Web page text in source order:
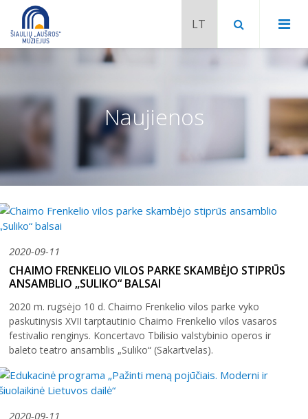
Chaimo Frenkelio vila-muziejus
Venclauskių namai-muziejus
Šiaulių istorijos muziejus
Fotografijos muziejus
Dviračių muziejus
Radijo ir televizijos muziejus
Fotografijos muziejaus ekspozicija
Venclauskių namų-muziejaus ekspozicija
Žaliūkių malūnininko sodybos-muziejaus
Šiuo metu veikiančios parodos
Kilnojamos parodos
Virtualiosios parodos
Padalinių darbo laikas
Vaikams
Naujienos
2020-09-11
CHAIMO FRENKELIO VILOS PARKE SKAMBĖJO STIPRŪS
ANSAMBLIO „SULIKO“ BALSAI
2020 m. rugsėjo 10 d. Chaimo Frenkelio vilos parke vyko
paskutinysis XVII tarptautinio Chaimo Frenkelio vilos vasaros
festivalio renginys. Koncertavo Tbilisio valstybinio operos ir
baleto teatro ansamblis „Suliko“ (Sakartvelas).
2020-09-11